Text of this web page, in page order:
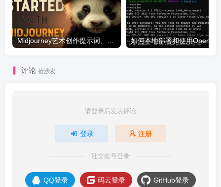
评论 抢沙发
请登录后发表评论
登录 注册
社交账号登录
QQ登录 码云登录 GitHub登录